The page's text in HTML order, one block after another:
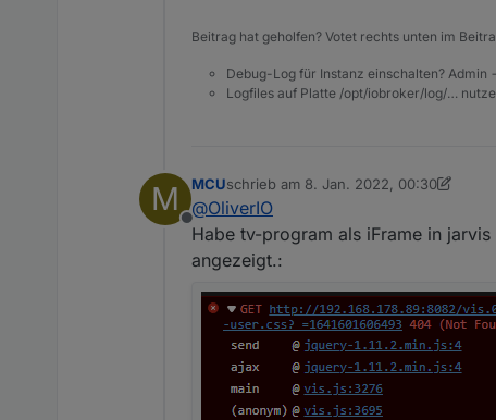
@oliverioJa und genau
Adapters sehen wo es
Beitrag hat geholfen? Votet rechts unten im
Debug-Log für Instanz einschalten? Admin
Logfiles auf Platte /opt/iobroker/log/…
M
Offline
MCUschrieb am 8. Jan. 2022, 00:30
zuletzt editiert von MCU 1. Aug. 2022,
@OliverIO
Habe tv-program als iFrame in
angezeigt.: